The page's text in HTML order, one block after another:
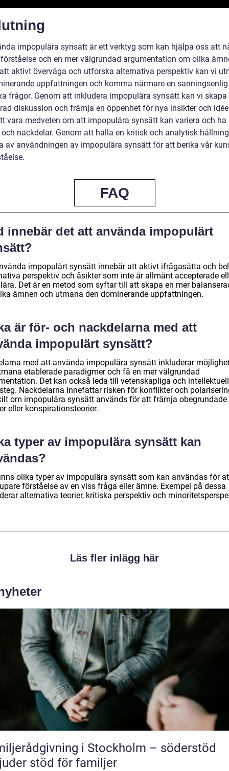
impopulära synsätt är ett verktyg som kan hjälpa oss att
och en mer välgrundad argumentation om olika
aktivt överväga och utforska alternativa perspektiv kan vi
uppfattningen och komma närmare en
frågor. Genom att inkludera impopulära synsätt kan vi skapa
diskussion och främja en öppenhet för nya insikter och
vara medveten om att impopulära synsätt kan variera och ha
nackdelar. Genom att hålla en kritisk och analytisk
av användningen av impopulära synsätt för att berika vår
FAQ
innebär det att använda impopulärt
impopulärt synsätt innebär att aktivt ifrågasätta och
perspektiv och åsikter som inte är allmänt accepterade
Det är en metod som syftar till att skapa en mer
ämnen och utmana den dominerande uppfattningen.
är för- och nackdelarna med att
impopulärt synsätt?
med att använda impopulära synsätt inkluderar
etablerade paradigmer och få en mer välgrundad
Det kan också leda till vetenskapliga och
Nackdelarna innefattar risken för konflikter och
om impopulära synsätt används för att främja obegrundade
eller konspirationsteorier.
typer av impopulära synsätt kan
olika typer av impopulära synsätt som kan användas för
förståelse av en viss fråga eller ämne. Exempel på dessa
alternativa teorier, kritiska perspektiv och
Läs fler inlägg här
i Stockholm – söderstöd
stöd för familjer